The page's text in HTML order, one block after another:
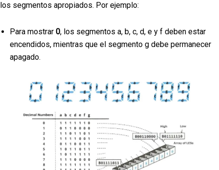
los segmentos apropiados. Por ejemplo:
Para mostrar 0, los segmentos a, b, c, d, e y f deben estar
encendidos, mientras que el segmento g debe permanecer
apagado.